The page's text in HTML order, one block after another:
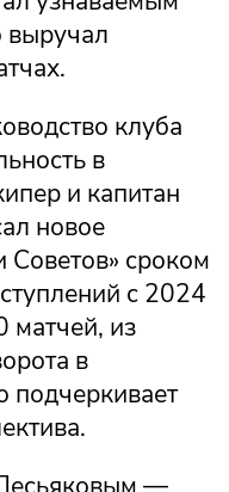
выручал
клуба
в
и капитан
новое
сроком
с 2024
матчей, из
в
подчеркивает